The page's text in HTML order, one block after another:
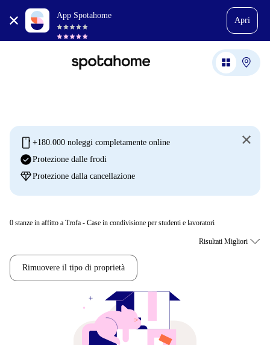
App Spotahome
Apri
mobile +180.000 noleggi completamente online
check_circleProtezione dalle frodi
diamondProtezione dalla cancellazione
0 stanze in affitto a Trofa - Case in condivisione per studenti e lavoratori
Rimuovere il tipo di proprietà